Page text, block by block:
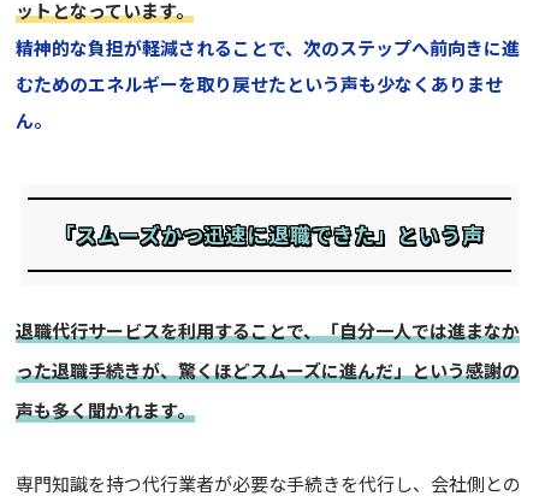
ットとなっています。
精神的な負担が軽減されることで、次のステップへ前向きに進
むためのエネルギーを取り戻せたという声も少なくありませ
ん。
「スムーズかつ迅速に退職できた」という声
退職代行サービスを利用することで、「自分一人では進まなか
った退職手続きが、驚くほどスムーズに進んだ」という感謝の
声も多く聞かれます。
専門知識を持つ代行業者が必要な手続きを代行し、会社側との